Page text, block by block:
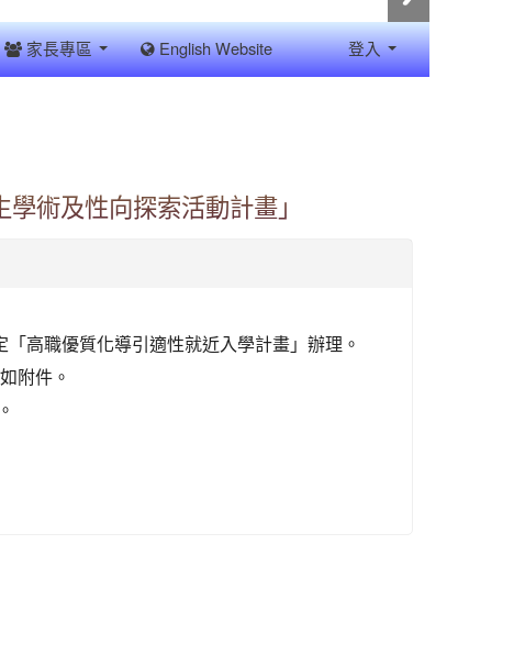
家長專區 English Website 登入
術及性向探索活動計畫」
「高職優質化導引適性就近入學計畫」辦理。
附件。